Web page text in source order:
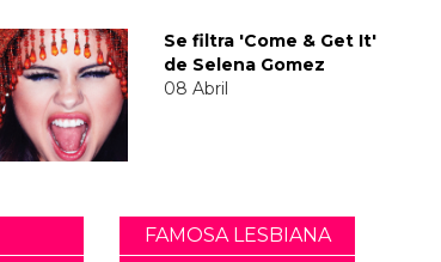
Se filtra 'Come & Get It'
de Selena Gomez
08 Abril
FAMOSA LESBIANA